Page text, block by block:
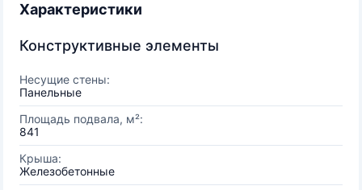
Характеристики
Конструктивные элементы
Несущие стены:
Панельные
Площадь подвала, м²:
841
Крыша:
Железобетонные